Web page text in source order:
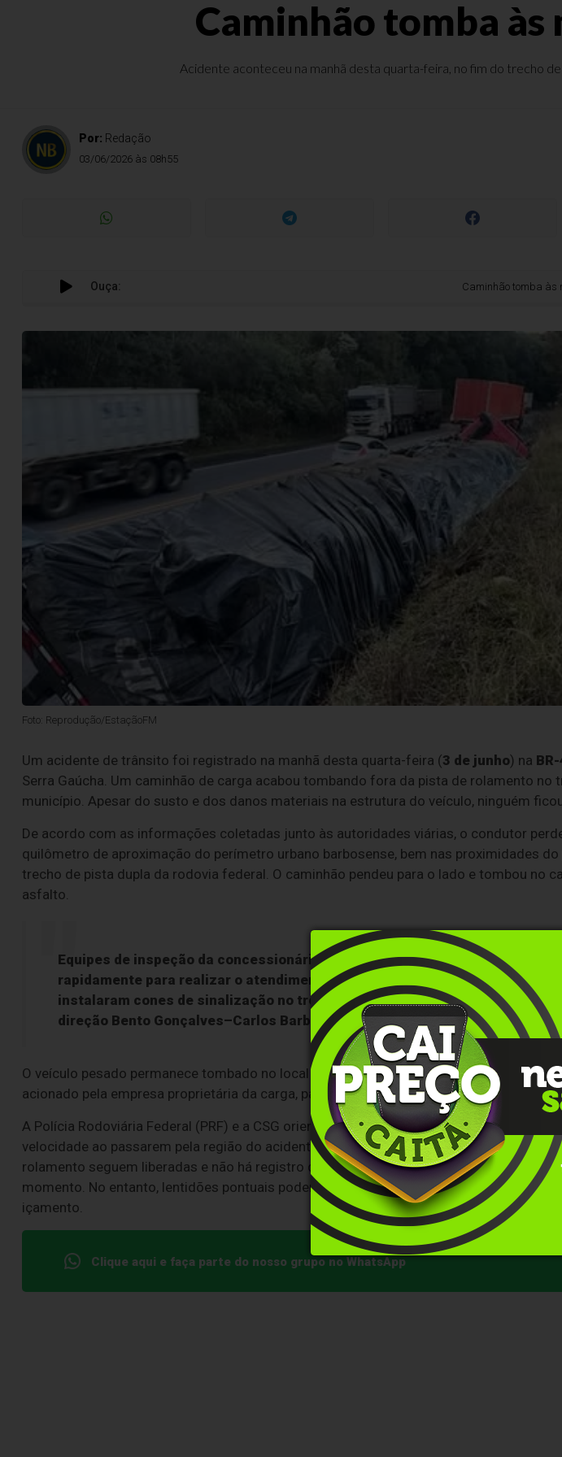
Caminhão tomba às
Acidente aconteceu na manhã desta quarta-feira, no fim do trecho
Por: Redação
03/06/2026 às 08h55
Ouça: Caminhão tomba às margens
Foto: Reprodução/EstaçãoFM
Um acidente de trânsito foi registrado na manhã desta quarta-feira (3 de junho) na
Serra Gaúcha. Um caminhão de carga acabou tombando fora da pista de rolamento no
município. Apesar do susto e dos danos materiais na estrutura do veículo, ninguém
De acordo com as informações coletadas junto às autoridades viárias, o condutor
quilômetro de aproximação do perímetro urbano barbosense, bem nas proximidades
trecho de pista dupla da rodovia federal. O caminhão pendeu para o lado e tombou no
asfalto.
Equipes de inspeção da concessionáriaCaminhos da Serra Gaúcha (CSG)
rapidamente para realizar o atendimento e isolar a área. Os funcionários da
instalaram cones de sinalização no trecho para alertar e orientar os
direção Bento Gonçalves–Carlos Barbosa.
O veículo pesado permanece tombado no local e aguarda a chegada de um caminhão-
acionado pela empresa proprietária da carga, para realizar o destombamento e a
A Polícia Rodoviária Federal (PRF) e a CSG orientam os motoristas aredobrarem a
velocidade ao passarem pela região do acidente. Como o caminhão se encontra fora
rolamento seguem liberadas e não há registro de bloqueios ou congestionamentos
momento. No entanto, lentidões pontuais podem ocorrer no instante em que o guincho
içamento.
Clique aqui e faça parte do nosso grupo no WhatsApp